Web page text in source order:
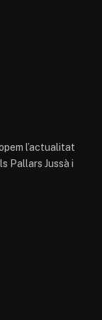
l’actualitat
Pallars Jussà i